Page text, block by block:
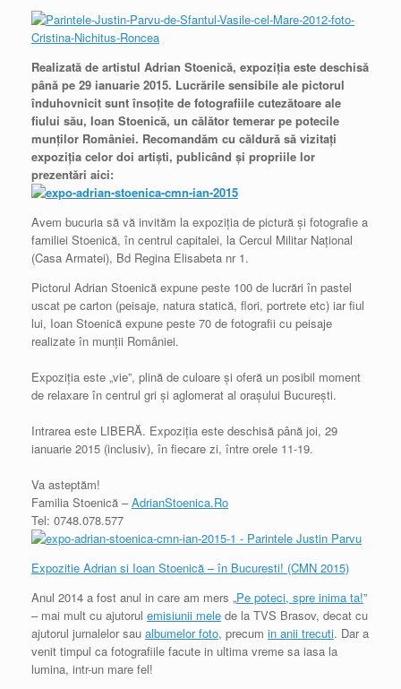
Realizată de artistul Adrian Stoenică, expoziţia este deschisă
până pe 29 ianuarie 2015. Lucrările sensibile ale pictorul
înduhovnicit sunt însoţite de fotografiile cutezătoare ale
fiului său, Ioan Stoenică, un călător temerar pe potecile
munţilor României. Recomandăm cu căldură să vizitaţi
expoziţia celor doi artişti, publicând şi propriile lor
prezentări aici:
Avem bucuria să vă invităm la expoziția de pictură și fotografie a
familiei Stoenică, în centrul capitalei, la Cercul Militar Național
(Casa Armatei), Bd Regina Elisabeta nr 1.
Pictorul Adrian Stoenică expune peste 100 de lucrări în pastel
uscat pe carton (peisaje, natura statică, flori, portrete etc) iar fiul
lui, Ioan Stoenică expune peste 70 de fotografii cu peisaje
realizate în munții României.
Expoziția este „vie”, plină de culoare și oferă un posibil moment
de relaxare în centrul gri și aglomerat al orașului București.
Intrarea este LIBERĂ. Expoziția este deschisă până joi, 29
ianuarie 2015 (inclusiv), în fiecare zi, între orele 11-19.
Va asteptăm!
Familia Stoenică –AdrianStoenica.Ro
Tel: 0748.078.577
Expozitie Adrian si Ioan Stoenică – în Bucuresti! (CMN 2015)
Anul 2014 a fost anul in care am mers „Pe poteci, spre inima ta!”
– mai mult cu ajutorul emisiunii mele de la TVS Brasov, decat cu
ajutorul jurnalelor sau albumelor foto, precum in anii trecuti. Dar a
venit timpul ca fotografiile facute in ultima vreme sa iasa la
lumina, intr-un mare fel!